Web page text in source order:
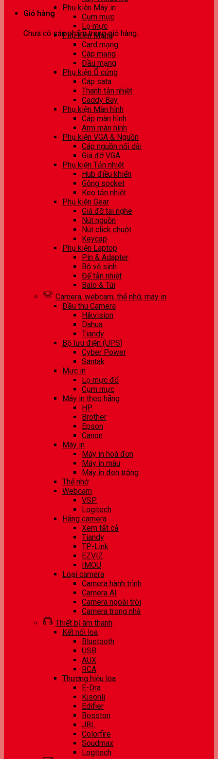
Giỏ hàng
Chưa có sản phẩm trong giỏ hàng.
Phụ kiện Máy in
Cụm mực
Lọ mực
Phụ kiện Mạng
Card mạng
Cáp mạng
Đầu mạng
Phụ kiện Ổ cứng
Cáp sata
Thanh tản nhiệt
Caddy Bay
Phụ kiện Màn hình
Cáp màn hình
Arm màn hình
Phụ kiện VGA & Nguồn
Cáp nguồn nối dài
Giá đỡ VGA
Phụ kiện Tản nhiệt
Hub điều khiển
Gông socket
Keo tản nhiệt
Phụ kiện Gear
Giá đỡ tai nghe
Nút nguồn
Nút click chuột
Keycap
Phụ kiện Laptop
Pin & Adapter
Bộ vệ sinh
Đế tản nhiệt
Balo & Túi
Camera, webcam, thẻ nhớ, máy in
Đầu thu Camera
Hikvision
Dahua
Tiandy
Bộ lưu điện (UPS)
Cyber Power
Santak
Mực in
Lọ mực đổ
Cụm mực
Máy in theo hãng
HP
Brother
Epson
Canon
Máy in
Máy in hoá đơn
Máy in màu
Máy in đen trắng
Thẻ nhớ
Webcam
VSP
Logitech
Hãng camera
Xem tất cả
Tiandy
TP-Link
EZVIZ
IMOU
Loại camera
Camera hành trình
Camera AI
Camera ngoài trời
Camera trong nhà
Thiết bị âm thanh
Kết nối loa
Bluetooth
USB
AUX
RCA
Thương hiệu loa
E-Dra
Kisonli
Edifier
Bosston
JBL
Colorfire
Soudmax
Logitech